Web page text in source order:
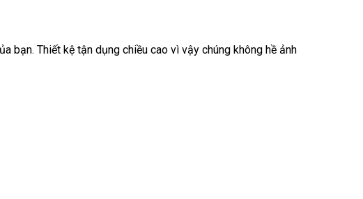
bạn. Thiết kệ tận dụng chiều cao vì vậy chúng không hề ảnh